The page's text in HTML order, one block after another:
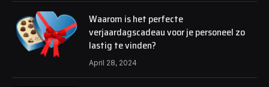
Waarom is het perfecte
verjaardagscadeau voor je personeel zo
lastig te vinden?
April 28, 2024